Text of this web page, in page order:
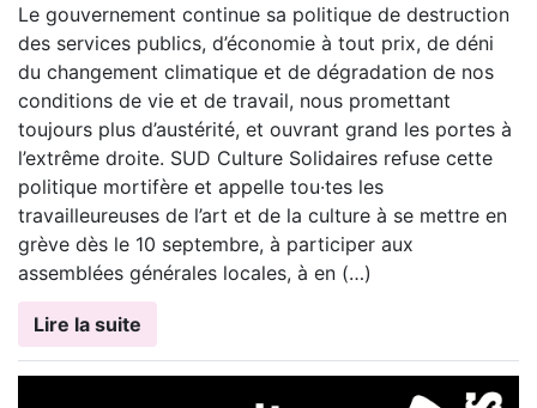
Le gouvernement continue sa politique de destruction
des services publics, d’économie à tout prix, de déni
du changement climatique et de dégradation de nos
conditions de vie et de travail, nous promettant
toujours plus d’austérité, et ouvrant grand les portes à
l’extrême droite. SUD Culture Solidaires refuse cette
politique mortifère et appelle tou·tes les
travailleureuses de l’art et de la culture à se mettre en
grève dès le 10 septembre, à participer aux
assemblées générales locales, à en (…)
Lire la suite